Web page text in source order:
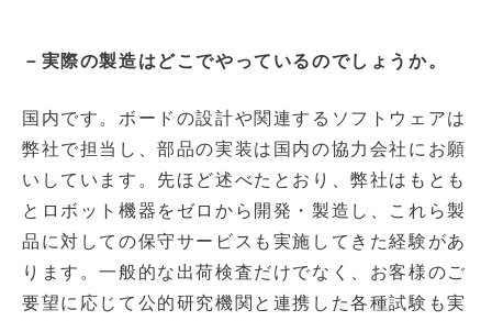
－実際の製造はどこでやっているのでしょうか。
国内です。ボードの設計や関連するソフトウェアは
弊社で担当し、部品の実装は国内の協力会社にお願
いしています。先ほど述べたとおり、弊社はもとも
とロボット機器をゼロから開発・製造し、これら製
品に対しての保守サービスも実施してきた経験があ
ります。一般的な出荷検査だけでなく、お客様のご
要望に応じて公的研究機関と連携した各種試験も実